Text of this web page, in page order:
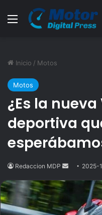
Menú
Inicio / Motos
Motos
¿Es la nueva
deportiva
Redaccion MDP
Send2025-